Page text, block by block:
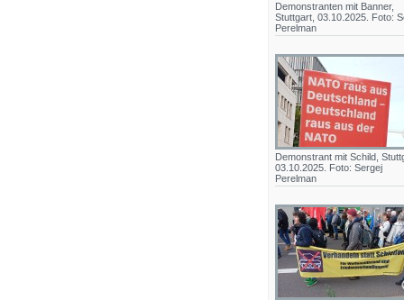
Demonstranten mit Banner,
Stuttgart, 03.10.2025. Foto:
Perelman
Demonstrant mit Schild,
03.10.2025. Foto: Sergej
Perelman